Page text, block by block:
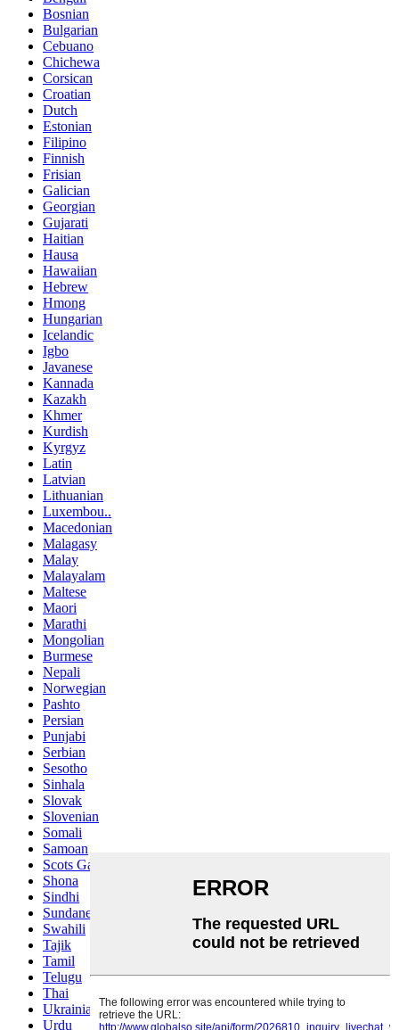
Bosnian
Bulgarian
Cebuano
Chichewa
Corsican
Croatian
Dutch
Estonian
Filipino
Finnish
Frisian
Galician
Georgian
Gujarati
Haitian
Hausa
Hawaiian
Hebrew
Hmong
Hungarian
Icelandic
Igbo
Javanese
Kannada
Kazakh
Khmer
Kurdish
Kyrgyz
Latin
Latvian
Lithuanian
Luxembou..
Macedonian
Malagasy
Malay
Malayalam
Maltese
Maori
Marathi
Mongolian
Burmese
Nepali
Norwegian
Pashto
Persian
Punjabi
Serbian
Sesotho
Sinhala
Slovak
Slovenian
Somali
Samoan
Scots Gaelic
Shona
Sindhi
Sundanese
Swahili
Tajik
Tamil
Telugu
Thai
Ukrainian
Urdu